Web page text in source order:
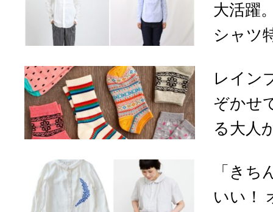
大活躍
シャツ
レイン
ぞかせ
る大人
「き
いい！